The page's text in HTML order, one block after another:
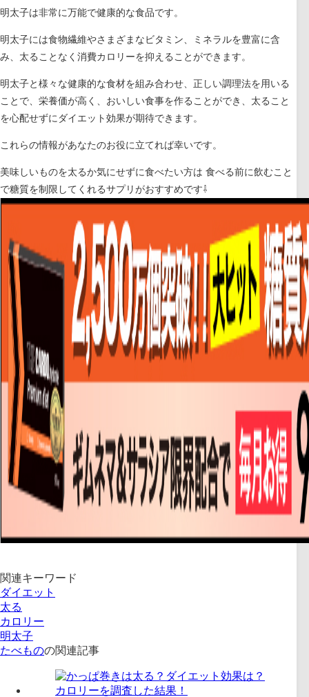
明太子は非常に万能で健康的な食品です。
明太子には食物繊維やさまざまなビタミン、ミネラルを豊富に含
み、太ることなく消費カロリーを抑えることができます。
明太子と様々な健康的な食材を組み合わせ、正しい調理法を用いる
ことで、栄養価が高く、おいしい食事を作ることができ、太ること
を心配せずにダイエット効果が期待できます。
これらの情報があなたのお役に立てれば幸いです。
美味しいものを太るか気にせずに食べたい方は 食べる前に飲むこと
で糖質を制限してくれるサプリがおすすめです⇩
関連キーワード
ダイエット
太る
カロリー
明太子
たべものの関連記事